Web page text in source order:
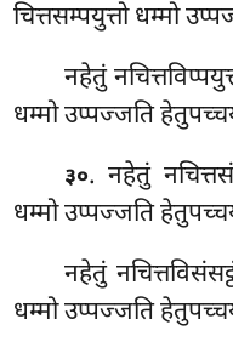
चित्तसम्पयुत्तो धम्मो
नहेतुं
धम्मो उप्पज्जति
३०. नहेतुं
धम्मो उप्पज्जति
नहेतुं
धम्मो उप्पज्जति